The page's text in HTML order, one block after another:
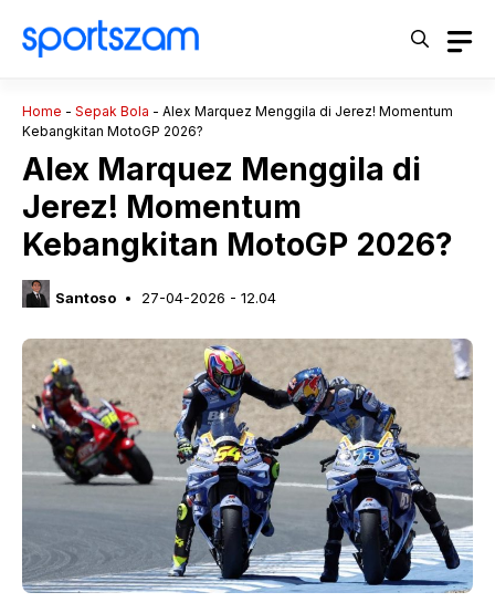
Home - Sepak Bola - Alex Marquez Menggila di Jerez! Momentum
Kebangkitan MotoGP 2026?
Alex Marquez Menggila di
Jerez! Momentum
Kebangkitan MotoGP 2026?
Santoso 27-04-2026 - 12.04